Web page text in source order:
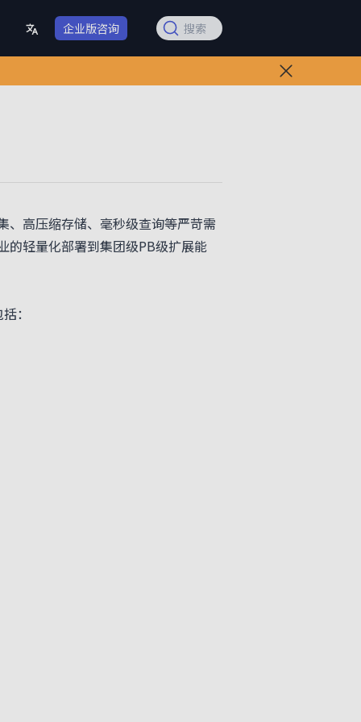
企业版咨询 搜索
、高压缩存储、毫秒级查询等严苛需
的轻量化部署到集团级PB级扩展能
：